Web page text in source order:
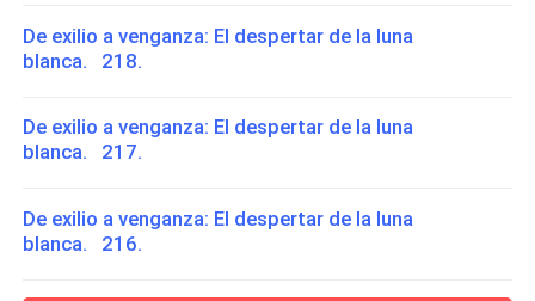
De exilio a venganza: El despertar de la luna
blanca. 218.
De exilio a venganza: El despertar de la luna
blanca. 217.
De exilio a venganza: El despertar de la luna
blanca. 216.